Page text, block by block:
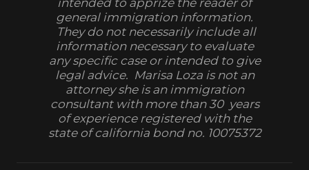
intended to apprize the reader of
general immigration information.
They do not necessarily include all
information necessary to evaluate
any specific case or intended to give
legal advice. Marisa Loza is not an
attorney she is an immigration
consultant with more than 30 years
of experience registered with the
state of california bond no. 10075372